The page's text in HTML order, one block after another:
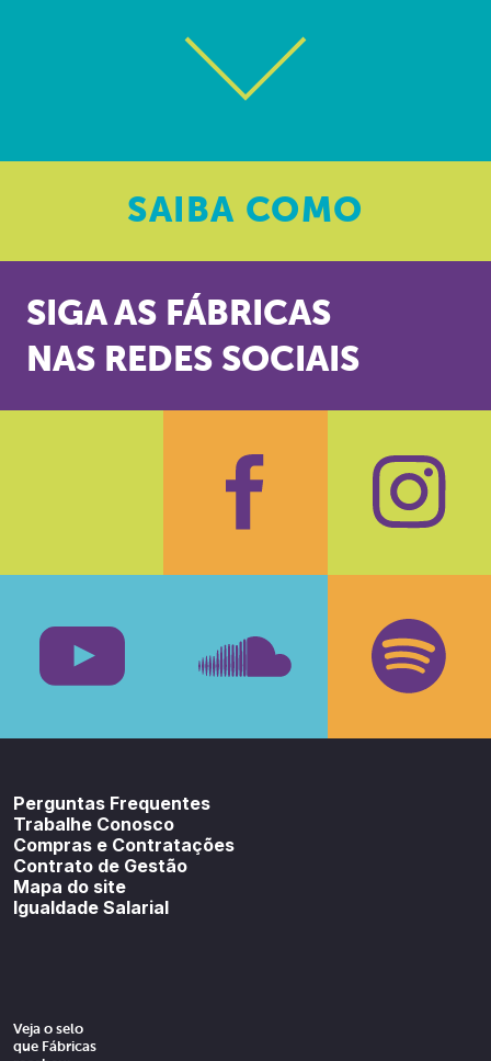
SAIBA COMO
SIGA AS FÁBRICAS
NAS REDES SOCIAIS
Facebook
Perguntas Frequentes
Trabalhe Conosco
Compras e Contratações
Contrato de Gestão
Mapa do site
Igualdade Salarial
Veja o selo
que Fábricas